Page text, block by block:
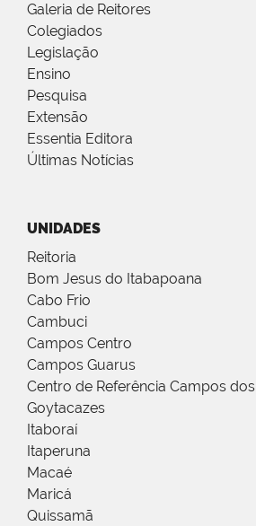
Galeria de Reitores
Colegiados
Legislação
Ensino
Pesquisa
Extensão
Essentia Editora
Últimas Notícias
UNIDADES
Reitoria
Bom Jesus do Itabapoana
Cabo Frio
Cambuci
Campos Centro
Campos Guarus
Centro de Referência Campos dos
Goytacazes
Itaboraí
Itaperuna
Macaé
Maricá
Quissamã